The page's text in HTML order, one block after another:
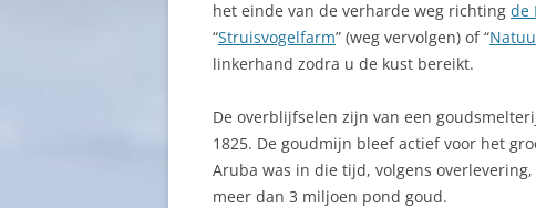
het einde van de verharde weg richting de
“Struisvogelfarm” (weg vervolgen) of “
linkerhand zodra u de kust bereikt.
De overblijfselen zijn van een
1825. De goudmijn bleef actief voor het
Aruba was in die tijd, volgens
meer dan 3 miljoen pond goud.